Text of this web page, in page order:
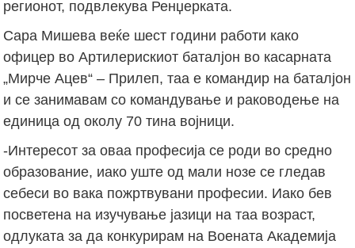
регионот, подвлекува Ренџерката.
Сара Мишева веќе шест години работи како
офицер во Артилерискиот баталјон во касарната
„Мирче Ацев“ – Прилеп, таа е командир на баталјон
и се занимавам со командување и раководење на
единица од околу 70 тина војници.
-Интересот за оваа професија се роди во средно
образование, иако уште од мали нозе се гледав
себеси во вака пожртвувани професии. Иако бев
посветена на изучување јазици на таа возраст,
одлуката за да конкурирам на Воената Академија